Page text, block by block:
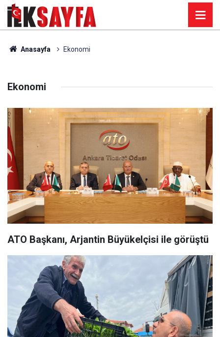
Anasayfa Ekonomi
Ekonomi
ATO Başkanı, Arjantin Büyükelçisi ile görüştü